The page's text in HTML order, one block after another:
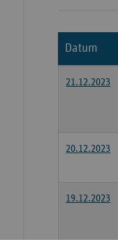
Datum
21.12.2023
20.12.2023
19.12.2023